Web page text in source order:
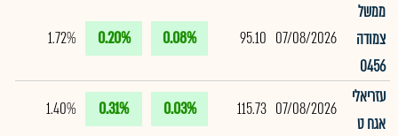
ממשל
צמודה
0456
07/08/2026
95.10
0.08%
0.20%
1.72%
עזריאלי
אגח ט
07/08/2026
115.73
0.03%
0.31%
1.40%